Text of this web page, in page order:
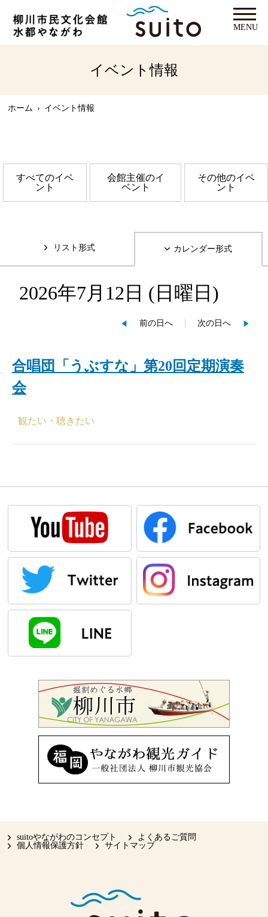
MENU
イベント情報
ホーム › イベント情報
すべてのイベ
ント
会館主催のイ
ベント
その他のイベ
ント
リスト形式 カレンダー形式
2026年7月12日 (日 曜日 )
前の日へ 次の日へ
合唱団「うぶすな」第20回定期演奏
会
観たい・聴きたい
suitoやながわのコンセプト
よくあるご質問
個人情報保護方針
サイトマップ